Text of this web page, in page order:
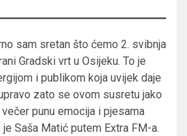
sam sretan što ćemo 2. svibnja
Gradski vrt u Osijeku. To je
i publikom koja uvijek daje
zato se ovom susretu jako
punu emocija i pjesama
Saša Matić putem Extra FM-a.